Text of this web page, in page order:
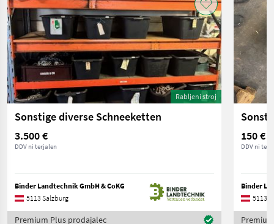
Rabljeni stroj
Sonstige diverse Schneeketten
3.500 €
DDV ni terjalen
Binder Landtechnik GmbH & CoKG
5113 Salzburg
Premium Plus prodajalec
150 €
DDV ni
Binder
5113